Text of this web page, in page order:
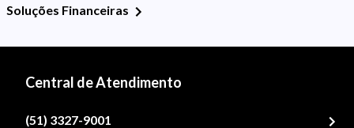
Soluções Financeiras
Central de Atendimento
(51) 3327-9001